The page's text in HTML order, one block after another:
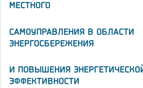
МЕСТНОГО
САМОУПРАВЛЕНИЯ В ОБЛАСТИ
ЭНЕРГОСБЕРЕЖЕНИЯ
И ПОВЫШЕНИЯ
ЭФФЕКТИВНОСТИ